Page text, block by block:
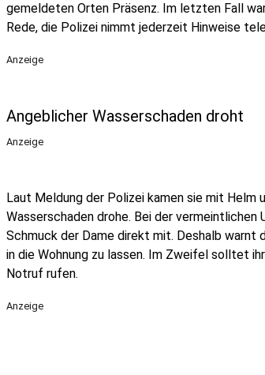
gemeldeten Orten Präsenz. Im letzten Fall
Rede, die Polizei nimmt jederzeit Hinweise
Anzeige
Angeblicher Wasserschaden droht
Anzeige
Laut Meldung der Polizei kamen sie mit Helm
Wasserschaden drohe. Bei der vermeintlichen
Schmuck der Dame direkt mit. Deshalb warnt
in die Wohnung zu lassen. Im Zweifel solltet
Notruf rufen.
Anzeige